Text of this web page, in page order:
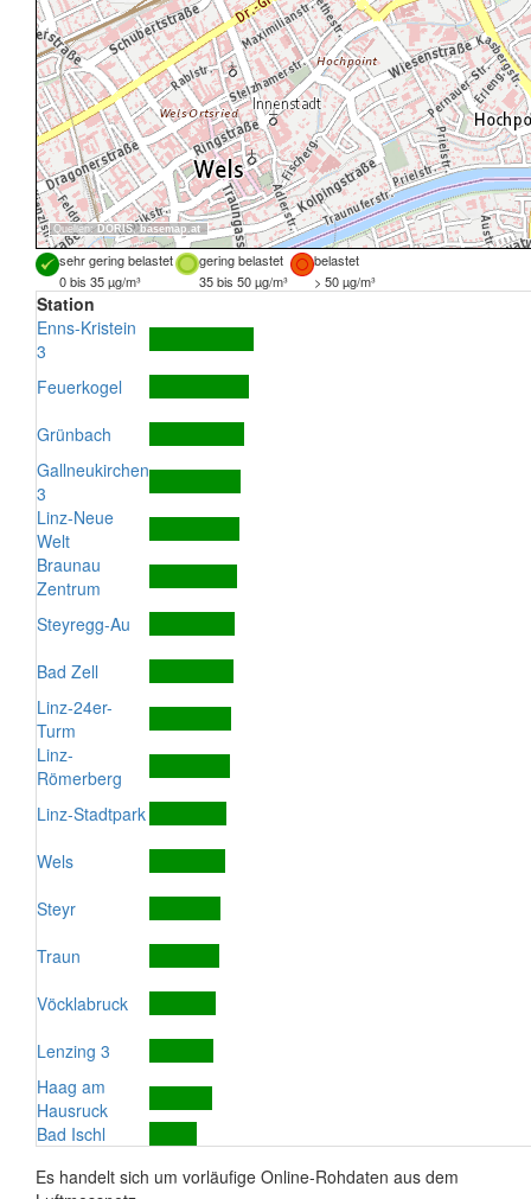
Quellen: DORIS, basemap.at
sehr gering belastet gering belastet
belastet
0 bis 35 µg/m³
35 bis 50 µg/m³ > 50 µg/m³
Station
Enns-Kristein
3
Feuerkogel
Grünbach
Gallneukirchen
3
Linz-Neue
Welt
Braunau
Zentrum
Steyregg-Au
Bad Zell
Linz-24er-
Turm
Linz-
Römerberg
Linz-Stadtpark
Wels
Steyr
Traun
Vöcklabruck
Lenzing 3
Haag am
Hausruck
Bad Ischl
Es handelt sich um vorläufige Online-Rohdaten aus dem